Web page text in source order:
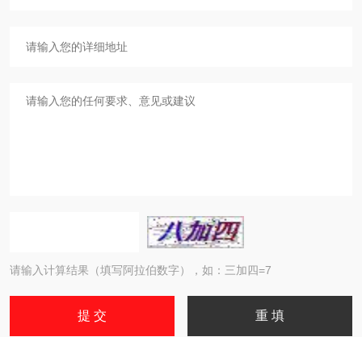
请输入计算结果（填写阿拉伯数字），如：三加四=7